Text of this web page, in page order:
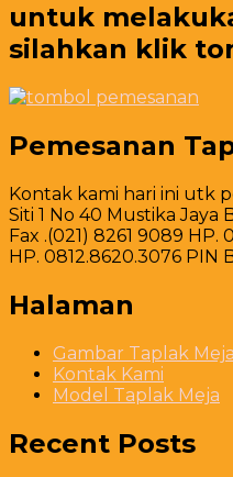
untuk
silahkan klik
Pemesanan
Kontak kami hari ini utk
Siti 1 No 40 Mustika Jaya
Fax .(021) 8261 9089 HP.
HP. 0812.8620.3076 PIN
Halaman
Gambar Taplak Meja
Kontak Kami
Model Taplak Meja
Recent Posts